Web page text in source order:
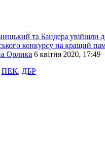
та Бандера увійшли
конкурсу на кращий
Орлика 6 квітня 2020, 17:49
ПЕК, ДБР